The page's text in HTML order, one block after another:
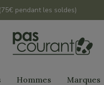
pendant les soldes)
Hommes Marques